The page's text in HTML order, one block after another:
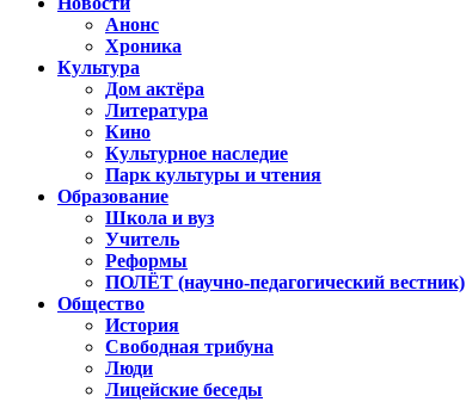
Анонс
Хроника
Культура
Дом актёра
Литература
Кино
Культурное наследие
Парк культуры и чтения
Образование
Школа и вуз
Учитель
Реформы
ПОЛЁТ (научно-педагогический вестник)
Общество
История
Свободная трибуна
Люди
Лицейские беседы